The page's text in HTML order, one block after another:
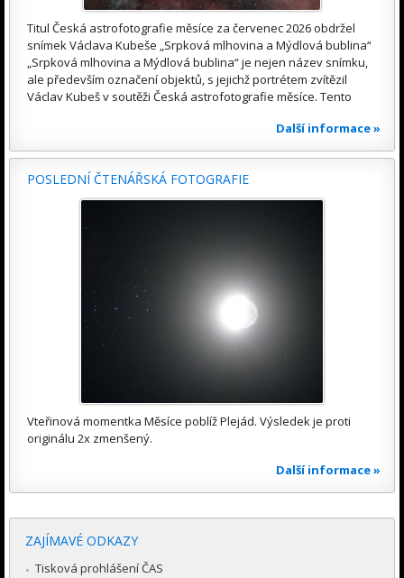
Titul Česká astrofotografie měsíce za červenec 2026 obdržel
snímek Václava Kubeše „Srpková mlhovina a Mýdlová bublina“
„Srpková mlhovina a Mýdlová bublina“ je nejen název snímku,
ale především označení objektů, s jejichž portrétem zvítězil
Václav Kubeš v soutěži Česká astrofotografie měsíce. Tento
Další informace »
POSLEDNÍ ČTENÁŘSKÁ FOTOGRAFIE
Vteřinová momentka Měsíce poblíž Plejád. Výsledek je proti
originálu 2x zmenšený.
Další informace »
ZAJÍMAVÉ ODKAZY
Tisková prohlášení ČAS